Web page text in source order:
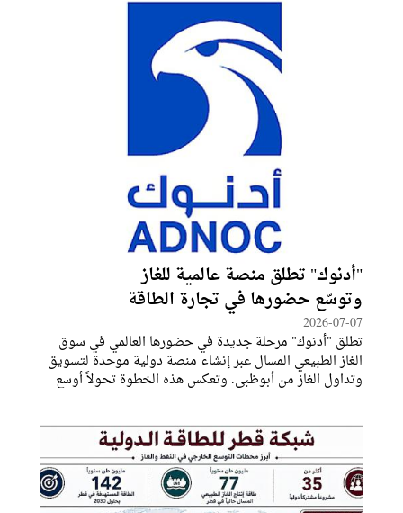
"أدنوك" تطلق منصة عالمية للغاز
وتوسّع حضورها في تجارة الطاقة
2026-07-07
تطلق "أدنوك" مرحلة جديدة في حضورها العالمي في سوق
الغاز الطبيعي المسال عبر إنشاء منصة دولية موحدة لتسويق
وتداول الغاز من أبوظبي. وتعكس هذه الخطوة تحولاً أوسع